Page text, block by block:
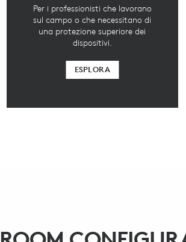
Per i professionisti che lavorano
sul campo o che necessitano di
una protezione superiore dei
dispositivi.
ESPLORA